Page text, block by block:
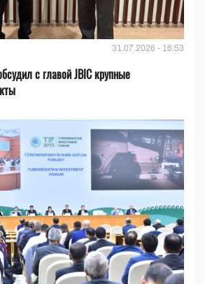
31.07.2026 - 16:53
с главой JBIC крупные